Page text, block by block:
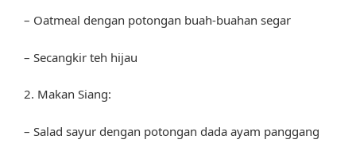
– Oatmeal dengan potongan buah-buahan segar
– Secangkir teh hijau
2. Makan Siang:
– Salad sayur dengan potongan dada ayam panggang